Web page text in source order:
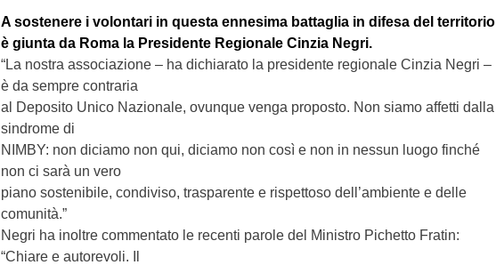
A sostenere i volontari in questa ennesima battaglia in difesa del territorio
è giunta da Roma la Presidente Regionale Cinzia Negri.
“La nostra associazione – ha dichiarato la presidente regionale Cinzia Negri –
è da sempre contraria
al Deposito Unico Nazionale, ovunque venga proposto. Non siamo affetti dalla
sindrome di
NIMBY: non diciamo non qui, diciamo non così e non in nessun luogo finché
non ci sarà un vero
piano sostenibile, condiviso, trasparente e rispettoso dell’ambiente e delle
comunità.”
Negri ha inoltre commentato le recenti parole del Ministro Pichetto Fratin:
“Chiare e autorevoli. Il